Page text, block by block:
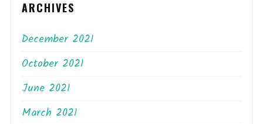
ARCHIVES
December 2021
October 2021
June 2021
March 2021